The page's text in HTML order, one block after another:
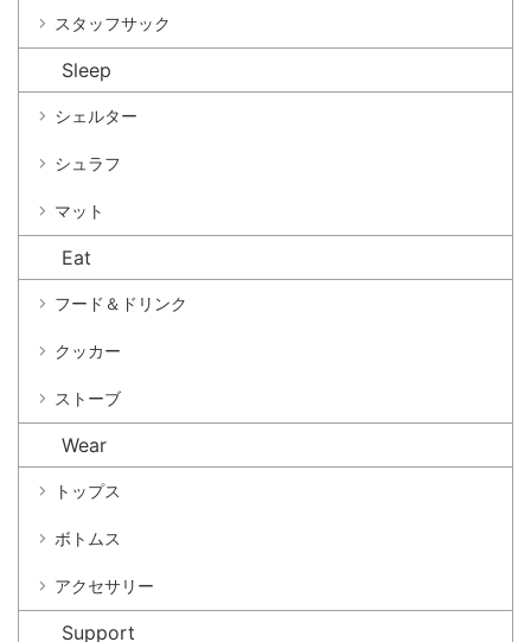
スタッフサック
Sleep
シェルター
シュラフ
マット
Eat
フード＆ドリンク
クッカー
ストーブ
Wear
トップス
ボトムス
アクセサリー
Support